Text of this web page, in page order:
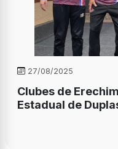
27/08/2025
Clubes de
Estadual de